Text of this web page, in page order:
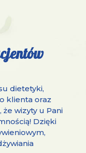
dietetyki,
klienta oraz
że wizyty u Pani
Dzięki